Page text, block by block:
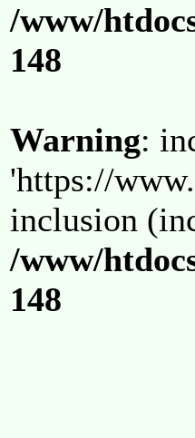
/www/
148
Warning:
'https://
inclusion
/www/
148